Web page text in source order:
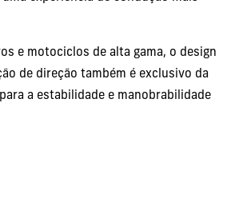
e motociclos de alta gama, o design
de direção também é exclusivo da
a estabilidade e manobrabilidade